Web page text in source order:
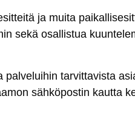
ja mui­ta
se­kä osal­lis­tua
pal­ve­lui­hin tar­vit­ta­vis­ta
säh­kö­pos­tin kaut­ta